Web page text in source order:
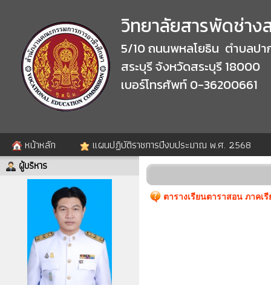
วิทยาลัยสารพัดช่าง
5/10 ถนนพหลโยธิน ตำบลปา
สระบุรี จังหวัดสระบุรี 18000
เบอร์โทรศัพท์ 0-36200661
หน้าหลัก แผนปฏิบัติราชการปีงบประมาณ พ.ศ. 2568
ผู้บริหาร
ตารางเรียนตาราสอน ภาคเ